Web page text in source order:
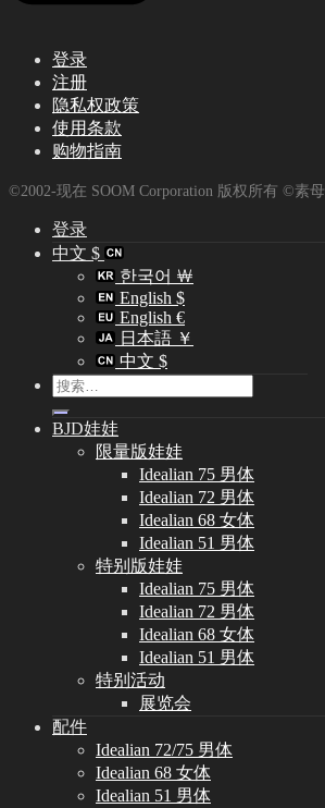
登录
注册
隐私权政策
使用条款
购物指南
©2002-现在 SOOM Corporation 版权所有 ©素母
登录
中文 $
한국어 ￦
English $
English €
日本語 ￥
中文 $
搜
索：
BJD娃娃
限量版娃娃
Idealian 75 男体
Idealian 72 男体
Idealian 68 女体
Idealian 51 男体
特别版娃娃
Idealian 75 男体
Idealian 72 男体
Idealian 68 女体
Idealian 51 男体
特别活动
展览会
配件
Idealian 72/75 男体
Idealian 68 女体
Idealian 51 男体